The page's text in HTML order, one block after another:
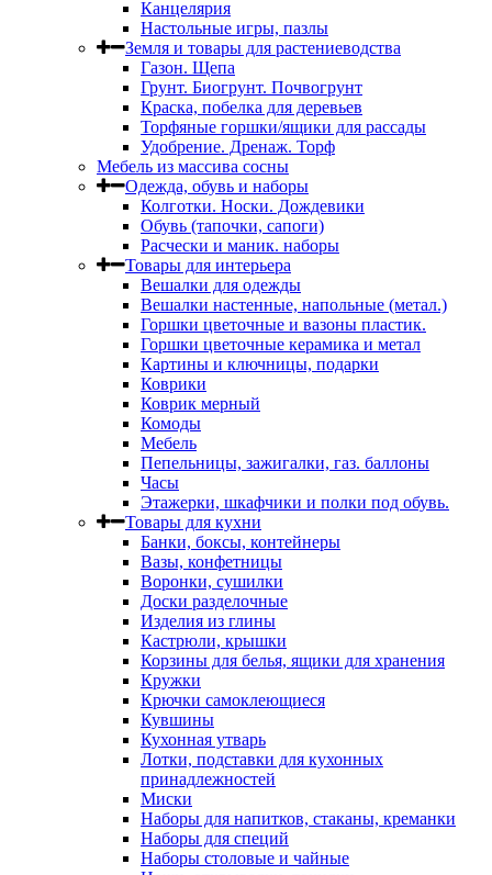
Канцелярия
Настольные игры, пазлы
Земля и товары для растениеводства
Газон. Щепа
Грунт. Биогрунт. Почвогрунт
Краска, побелка для деревьев
Торфяные горшки/ящики для рассады
Удобрение. Дренаж. Торф
Мебель из массива сосны
Одежда, обувь и наборы
Колготки. Носки. Дождевики
Обувь (тапочки, сапоги)
Расчески и маник. наборы
Товары для интерьера
Вешалки для одежды
Вешалки настенные, напольные (метал.)
Горшки цветочные и вазоны пластик.
Горшки цветочные керамика и метал
Картины и ключницы, подарки
Коврики
Коврик мерный
Комоды
Мебель
Пепельницы, зажигалки, газ. баллоны
Часы
Этажерки, шкафчики и полки под обувь.
Товары для кухни
Банки, боксы, контейнеры
Вазы, конфетницы
Воронки, сушилки
Доски разделочные
Изделия из глины
Кастрюли, крышки
Корзины для белья, ящики для хранения
Кружки
Крючки самоклеющиеся
Кувшины
Кухонная утварь
Лотки, подставки для кухонных
принадлежностей
Миски
Наборы для напитков, стаканы, креманки
Наборы для специй
Наборы столовые и чайные